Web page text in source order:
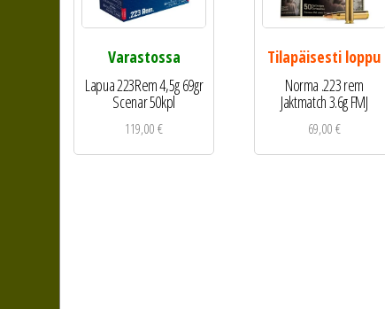
Varastossa
Lapua 223Rem 4,5g 69gr
Scenar 50kpl
119,00€
Tilapäisesti loppu
Norma .223 rem
Jaktmatch 3.6g FMJ
69,00€